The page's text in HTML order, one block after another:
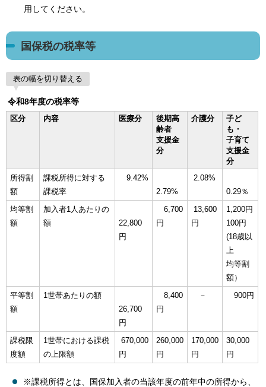
用してください。
国保税の税率等
表の幅を切り替える
令和8年度の税率等
区分
内容 医療分
後期高
齢者
支援金
分
介護分
子ど
も・
子育て
支援金
分
所得割
額
課税所得に対する
課税率
9.42%
2.79%
2.08%
0.29％
均等割
額
加入者1人あたりの
額
22,800
円
6,700
円
13,600
円
1,200円
100円
(18歳以
上
均等割
額）
平等割
額
1世帯あたりの額
26,700
円
8,400
円
－ 900円
課税限
度額
1世帯における課税
の上限額
670,000
円
260,000
円
170,000
円
30,000
円
※課税所得とは、国保加入者の当該年度の前年中の所得から、